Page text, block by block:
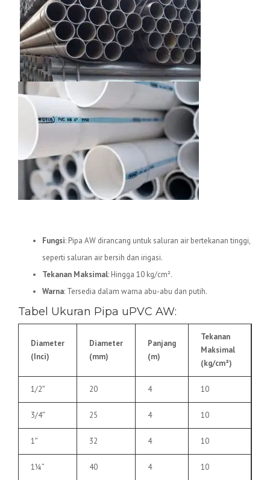
Fungsi: Pipa AW dirancang untuk saluran air bertekanan tinggi,
seperti saluran air bersih dan irigasi.
Tekanan Maksimal: Hingga 10 kg/cm².
Warna: Tersedia dalam warna abu-abu dan putih.
Tabel Ukuran Pipa uPVC AW:
Diameter
(Inci)
Diameter
(mm)
Panjang
(m)
Tekanan
Maksimal
(kg/cm²)
1/2″ 20 4 10
3/4″ 25 4 10
1″ 32 4 10
1¼” 40 4 10